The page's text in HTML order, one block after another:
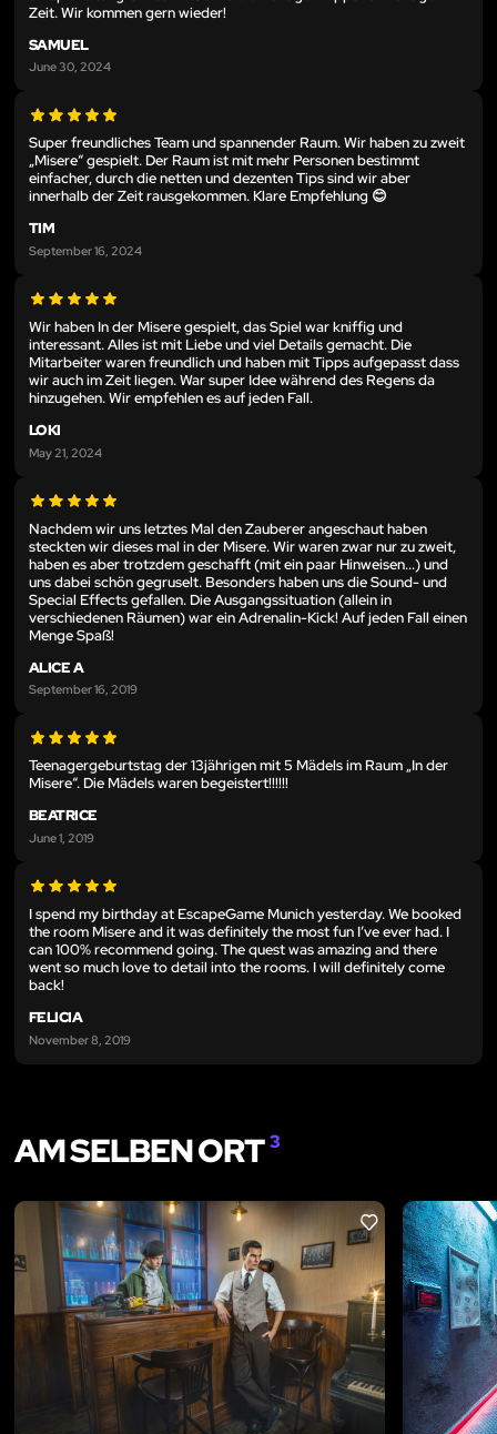
Zeit. Wir kommen gern wieder!
SAMUEL
June 30, 2024
Super freundliches Team und spannender Raum. Wir haben zu zweit
„Misere“ gespielt. Der Raum ist mit mehr Personen bestimmt
einfacher, durch die netten und dezenten Tips sind wir aber
innerhalb der Zeit rausgekommen. Klare Empfehlung 😊
TIM
September 16, 2024
Wir haben In der Misere gespielt, das Spiel war kniffig und
interessant. Alles ist mit Liebe und viel Details gemacht. Die
Mitarbeiter waren freundlich und haben mit Tipps aufgepasst dass
wir auch im Zeit liegen. War super Idee während des Regens da
hinzugehen. Wir empfehlen es auf jeden Fall.
LOKI
May 21, 2024
Nachdem wir uns letztes Mal den Zauberer angeschaut haben
steckten wir dieses mal in der Misere. Wir waren zwar nur zu zweit,
haben es aber trotzdem geschafft (mit ein paar Hinweisen...) und
uns dabei schön gegruselt. Besonders haben uns die Sound- und
Special Effects gefallen. Die Ausgangssituation (allein in
verschiedenen Räumen) war ein Adrenalin-Kick! Auf jeden Fall einen
Menge Spaß!
ALICE A
September 16, 2019
Teenagergeburtstag der 13jährigen mit 5 Mädels im Raum „In der
Misere“. Die Mädels waren begeistert!!!!!!
BEATRICE
June 1, 2019
I spend my birthday at EscapeGame Munich yesterday. We booked
the room Misere and it was definitely the most fun I’ve ever had. I
can 100% recommend going. The quest was amazing and there
went so much love to detail into the rooms. I will definitely come
back!
FELICIA
November 8, 2019
AM SELBEN ORT3
LIKE